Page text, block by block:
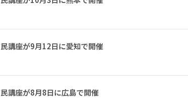
講座が9月12日に愛知で開催
講座が8月8日に広島で開催